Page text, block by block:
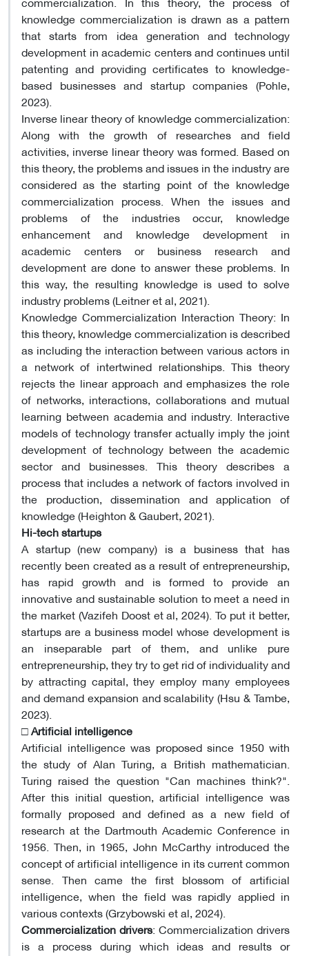
knowledge commercialization is drawn as a pattern
that starts from idea generation and technology
development in academic centers and continues until
patenting and providing certificates to knowledge-
based businesses and startup companies (Pohle,
2023).
Inverse linear theory of knowledge commercialization:
Along with the growth of researches and field
activities, inverse linear theory was formed. Based on
this theory, the problems and issues in the industry are
considered as the starting point of the knowledge
commercialization process. When the issues and
problems of the industries occur, knowledge
enhancement and knowledge development in
academic centers or business research and
development are done to answer these problems. In
this way, the resulting knowledge is used to solve
industry problems (Leitner et al, 2021).
Knowledge Commercialization Interaction Theory: In
this theory, knowledge commercialization is described
as including the interaction between various actors in
a network of intertwined relationships. This theory
rejects the linear approach and emphasizes the role
of networks, interactions, collaborations and mutual
learning between academia and industry. Interactive
models of technology transfer actually imply the joint
development of technology between the academic
sector and businesses. This theory describes a
process that includes a network of factors involved in
the production, dissemination and application of
knowledge (Heighton & Gaubert, 2021).
Hi-tech startups
A startup (new company) is a business that has
recently been created as a result of entrepreneurship,
has rapid growth and is formed to provide an
innovative and sustainable solution to meet a need in
the market (Vazifeh Doost et al, 2024). To put it better,
startups are a business model whose development is
an inseparable part of them, and unlike pure
entrepreneurship, they try to get rid of individuality and
by attracting capital, they employ many employees
and demand expansion and scalability (Hsu & Tambe,
2023).
□Artificial intelligence
Artificial intelligence was proposed since 1950 with
the study of Alan Turing, a British mathematician.
Turing raised the question "Can machines think?".
After this initial question, artificial intelligence was
formally proposed and defined as a new field of
research at the Dartmouth Academic Conference in
1956. Then, in 1965, John McCarthy introduced the
concept of artificial intelligence in its current common
sense. Then came the first blossom of artificial
intelligence, when the field was rapidly applied in
various contexts (Grzybowski et al, 2024).
Commercialization drivers: Commercialization drivers
is a process during which ideas and results or